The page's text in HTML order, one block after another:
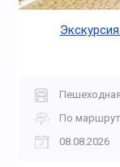
Пешеходная
По
08.08.2026